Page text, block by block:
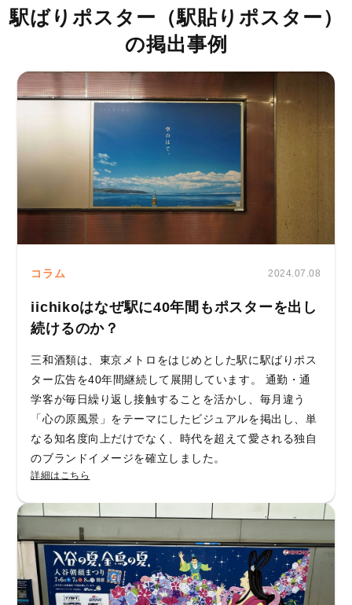
駅ばりポスター（駅貼りポスター）
の掲出事例
コラム 2024.07.08
iichikoはなぜ駅に40年間もポスターを出し
続けるのか？
三和酒類は、東京メトロをはじめとした駅に駅ばりポス
ター広告を40年間継続して展開しています。 通勤・通
学客が毎日繰り返し接触することを活かし、毎月違う
「心の原風景」をテーマにしたビジュアルを掲出し、単
なる知名度向上だけでなく、時代を超えて愛される独自
のブランドイメージを確立しました。
詳細はこちら